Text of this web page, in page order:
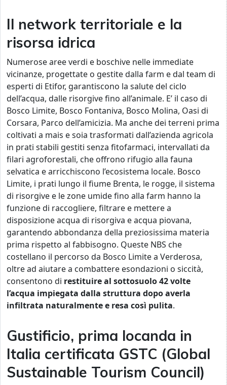
Il network territoriale e la
risorsa idrica
Numerose aree verdi e boschive nelle immediate
vicinanze, progettate o gestite dalla farm e dal team di
esperti di Etifor, garantiscono la salute del ciclo
dell’acqua, dalle risorgive fino all’animale. E’ il caso di
Bosco Limite, Bosco Fontaniva, Bosco Molina, Oasi di
Corsara, Parco dell’amicizia. Ma anche dei terreni prima
coltivati a mais e soia trasformati dall’azienda agricola
in prati stabili gestiti senza fitofarmaci, intervallati da
filari agroforestali, che offrono rifugio alla fauna
selvatica e arricchiscono l’ecosistema locale. Bosco
Limite, i prati lungo il fiume Brenta, le rogge, il sistema
di risorgive e le zone umide fino alla farm hanno la
funzione di raccogliere, filtrare e mettere a
disposizione acqua di risorgiva e acqua piovana,
garantendo abbondanza della preziosissima materia
prima rispetto al fabbisogno. Queste NBS che
costellano il percorso da Bosco Limite a Verderosa,
oltre ad aiutare a combattere esondazioni o siccità,
consentono di restituire al sottosuolo 42 volte
l’acqua impiegata dalla struttura dopo averla
infiltrata naturalmente e resa così pulita.
Gustificio, prima locanda in
Italia certificata GSTC (Global
Sustainable Tourism Council)